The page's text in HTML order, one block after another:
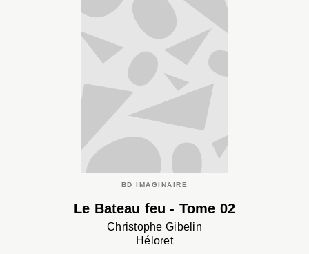
BD IMAGINAIRE
Le Bateau feu - Tome 02
Christophe Gibelin
Héloret